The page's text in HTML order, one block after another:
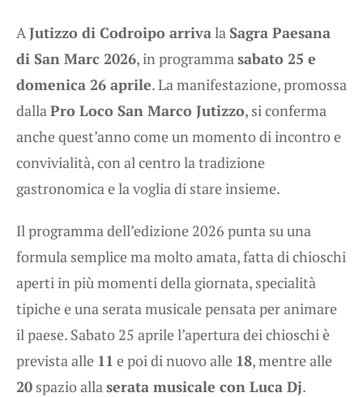
AJutizzo di Codroipo arrivalaSagra Paesana
di San Marc 2026, in programmasabato 25 e
domenica 26 aprile. La manifestazione, promossa
dallaPro Loco San Marco Jutizzo, si conferma
anche quest’anno come un momento di incontro e
convivialità, con al centro la tradizione
gastronomica e la voglia di stare insieme.
Il programma dell’edizione 2026 punta su una
formula semplice ma molto amata, fatta di chioschi
aperti in più momenti della giornata, specialità
tipiche e una serata musicale pensata per animare
il paese. Sabato 25 aprile l’apertura dei chioschi è
prevista alle 11 e poi di nuovo alle 18, mentre alle
20 spazio allaserata musicale con Luca Dj.